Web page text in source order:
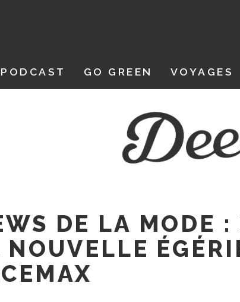
PODCAST GO GREEN VOYAGES
DE LA MODE :
NOUVELLE